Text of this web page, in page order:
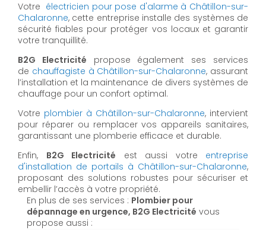
Votre électricien pour pose d'alarme à Châtillon-sur-
Chalaronne, cette entreprise installe des systèmes de
sécurité fiables pour protéger vos locaux et garantir
votre tranquillité.
B2G Electricité propose également ses services
de chauffagiste à Châtillon-sur-Chalaronne, assurant
l’installation et la maintenance de divers systèmes de
chauffage pour un confort optimal.
Votre plombier à Châtillon-sur-Chalaronne, intervient
pour réparer ou remplacer vos appareils sanitaires,
garantissant une plomberie efficace et durable.
Enfin, B2G Electricité est aussi votre entreprise
d'installation de portails à Châtillon-sur-Chalaronne,
proposant des solutions robustes pour sécuriser et
embellir l’accès à votre propriété.
En plus de ses services : Plombier pour
dépannage en urgence, B2G Electricité vous
propose aussi :